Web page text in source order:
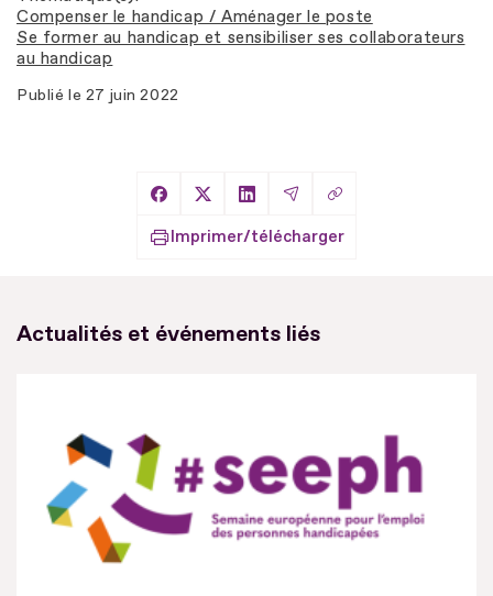
Compenser le handicap / Aménager le poste
Se former au handicap et sensibiliser ses collaborateurs
au handicap
Publié le 27 juin 2022
Partager sur Facebook
Partager sur X
Partager sur LinkedIn
Partager par Email
Copier le lien
Imprimer/télécharger
Actualités et événements liés